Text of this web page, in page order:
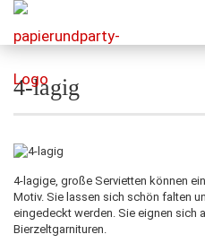
4-lagig
4-lagige, große Servietten können
Motiv. Sie lassen sich schön falten
eingedeckt werden. Sie eignen sich
Bierzeltgarnituren.